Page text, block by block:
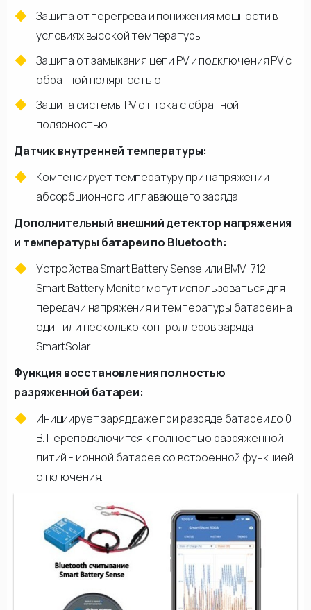
Защита от перегрева и понижения мощности в
условиях высокой температуры.
Защита от замыкания цепи PV и подключения PV с
обратной полярностью.
Защита системы PV от тока с обратной
полярностью.
Датчик внутренней температуры:
Компенсирует температуру при напряжении
абсорбционного и плавающего заряда.
Дополнительный внешний детектор напряжения
и температуры батареи по Bluetooth:
Устройства Smart Battery Sense или BMV-712
Smart Battery Monitor могут использоваться для
передачи напряжения и температуры батареи на
один или несколько контроллеров заряда
SmartSolar.
Функция восстановления полностью
разряженной батареи:
Инициирует заряд даже при разряде батареи до 0
В. Переподключится к полностью разряженной
литий - ионной батарее со встроенной функцией
отключения.